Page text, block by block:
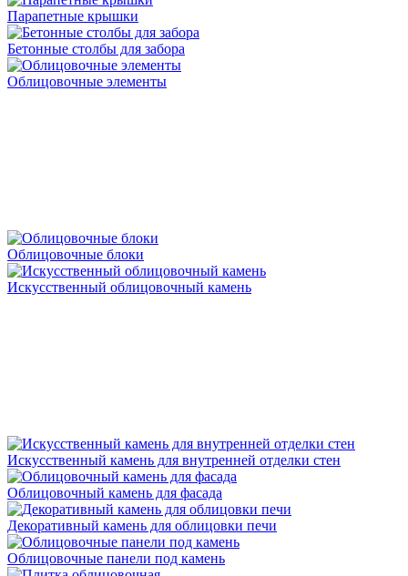
Парапетные крышки
Бетонные столбы для забора
Облицовочные элементы
Облицовочные блоки
Искусственный облицовочный камень
Искусственный камень для внутренней отделки стен
Облицовочный камень для фасада
Декоративный камень для облицовки печи
Облицовочные панели под камень